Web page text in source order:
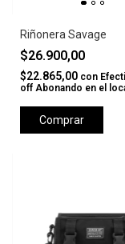
Riñonera Savage
$26.900,00
$22.865,00 con
off Abonando en el
Comprar